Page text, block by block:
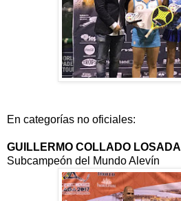
En categorías no oficiales:
GUILLERMO COLLADO LOSADA
Subcampeón del Mundo Alevín